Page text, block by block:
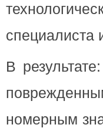
специалиста
В
номерным